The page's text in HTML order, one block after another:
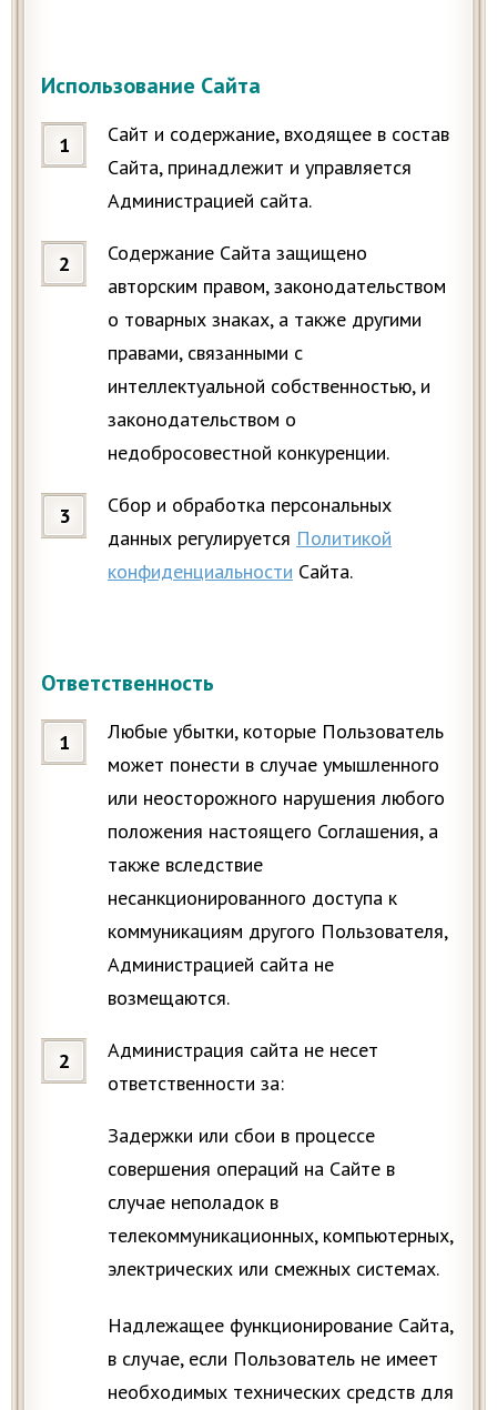
Использование Сайта
Сайт и содержание, входящее в состав
Сайта, принадлежит и управляется
Администрацией сайта.
Содержание Сайта защищено
авторским правом, законодательством
о товарных знаках, а также другими
правами, связанными с
интеллектуальной собственностью, и
законодательством о
недобросовестной конкуренции.
Сбор и обработка персональных
данных регулируется Политикой
конфиденциальности Сайта.
Ответственность
Любые убытки, которые Пользователь
может понести в случае умышленного
или неосторожного нарушения любого
положения настоящего Соглашения, а
также вследствие
несанкционированного доступа к
коммуникациям другого Пользователя,
Администрацией сайта не
возмещаются.
Администрация сайта не несет
ответственности за:
Задержки или сбои в процессе
совершения операций на Сайте в
случае неполадок в
телекоммуникационных, компьютерных,
электрических или смежных системах.
Надлежащее функционирование Сайта,
в случае, если Пользователь не имеет
необходимых технических средств для